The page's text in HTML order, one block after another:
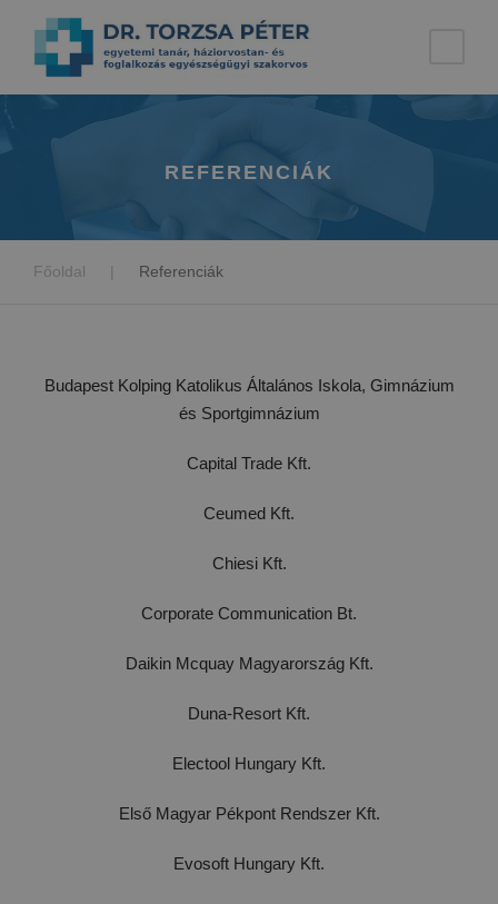
REFERENCIÁK
Főoldal | Referenciák
Budapest Kolping Katolikus Általános Iskola, Gimnázium
és Sportgimnázium
Capital Trade Kft.
Ceumed Kft.
Chiesi Kft.
Corporate Communication Bt.
Daikin Mcquay Magyarország Kft.
Duna-Resort Kft.
Electool Hungary Kft.
Első Magyar Pékpont Rendszer Kft.
Evosoft Hungary Kft.